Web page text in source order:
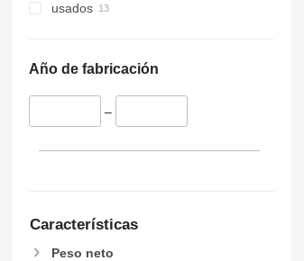
usados
Año de fabricación
–
Características
Peso neto